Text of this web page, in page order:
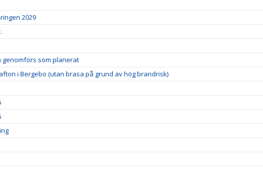
2029
genomförs som planerat
i Bergebo (utan brasa på grund av hög brandrisk)